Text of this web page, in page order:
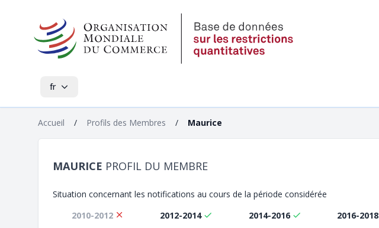
fr
Accueil / Profils des Membres / Maurice
MAURICE PROFIL DU MEMBRE
Situation concernant les notifications au cours de la période considérée
2010-2012
2012-2014 2014-2016 2016-2018